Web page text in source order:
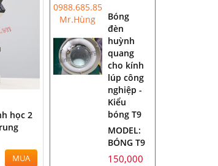
học 2
MUA
0988.685.856
Mr.Hùng
Bóng
đèn
huỳnh
quang
cho kính
lúp công
nghiệp -
Kiểu
bóng T9
MODEL:
BÓNG T9
150,000